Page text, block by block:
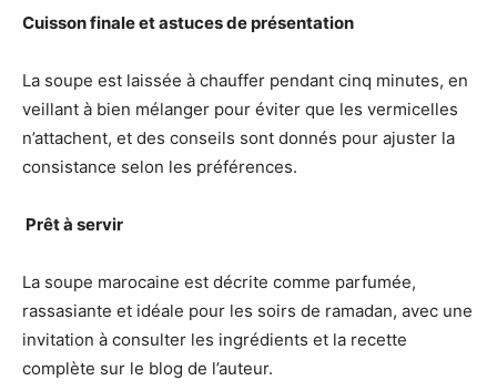
Cuisson finale et astuces de présentation
La soupe est laissée à chauffer pendant cinq minutes, en
veillant à bien mélanger pour éviter que les vermicelles
n’attachent, et des conseils sont donnés pour ajuster la
consistance selon les préférences.
️ Prêt à servir
La soupe marocaine est décrite comme parfumée,
rassasiante et idéale pour les soirs de ramadan, avec une
invitation à consulter les ingrédients et la recette
complète sur le blog de l’auteur.